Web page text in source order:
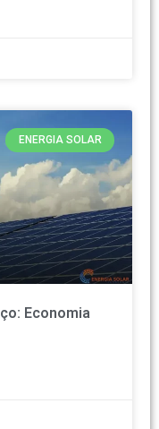
ENERGIA SOLAR
Economia